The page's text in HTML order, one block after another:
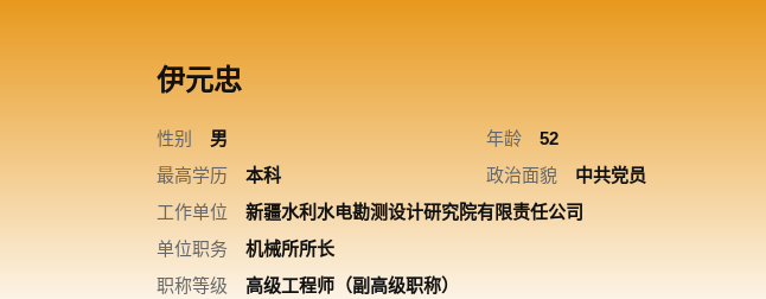
伊元忠
性别 男 年龄 52
最高学历
本科 政治面貌 中共党员
工作单位
新疆水利水电勘测设计研究院有限责任公司
单位职务
机械所所长
职称等级
高级工程师（副高级职称）